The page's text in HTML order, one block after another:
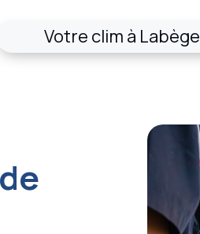
Votre clim à Labège